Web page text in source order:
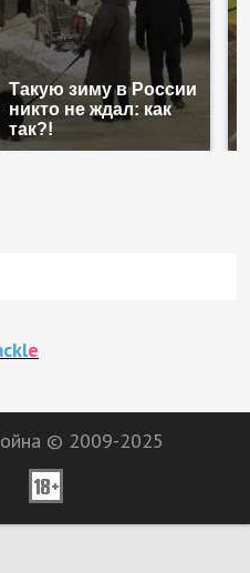
Такую зиму в России
никто не ждал: как
так?!
e
© 2009-2025